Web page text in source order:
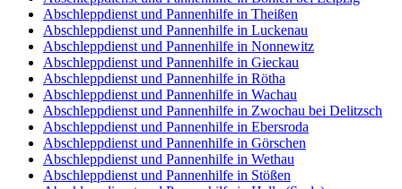
Abschleppdienst und Pannenhilfe in Theißen
Abschleppdienst und Pannenhilfe in Luckenau
Abschleppdienst und Pannenhilfe in Nonnewitz
Abschleppdienst und Pannenhilfe in Gieckau
Abschleppdienst und Pannenhilfe in Rötha
Abschleppdienst und Pannenhilfe in Wachau
Abschleppdienst und Pannenhilfe in Zwochau bei Delitzsch
Abschleppdienst und Pannenhilfe in Ebersroda
Abschleppdienst und Pannenhilfe in Görschen
Abschleppdienst und Pannenhilfe in Wethau
Abschleppdienst und Pannenhilfe in Stößen